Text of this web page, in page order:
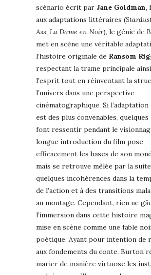
scénario écrit par Jane Goldman,
aux adaptations littéraires (
Ass, La Dame en Noir), le génie de
met en scène une véritable
l’histoire originale de Ransom
respectant la trame principale
l’esprit tout en réinventant la
l’univers dans une perspective
cinématographique. Si
est des plus convenables, quelques
font ressentir pendant le
longue introduction du film pose
efficacement les bases de son
mais se retrouve mêlée par la
quelques incohérences dans la
de l’action et à des transitions
au montage. Cependant, rien ne
l’immersion dans cette histoire
mise en scène comme une fable
poétique. Ayant pour intention de
aux fondements du conte, Burton
marier de manière virtuose les